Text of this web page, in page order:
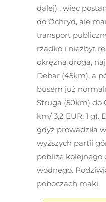
dalej) , wiec
do Ochryd, ale
transport
rzadko i niezbyt
okrężną drogą,
Debar (45km), a
busem już
Struga (50km) do
km/ 3,2 EUR, 1 g).
gdyż prowadziła
wyższych partii
pobliże kolejnego
wodnego.
poboczach maki.